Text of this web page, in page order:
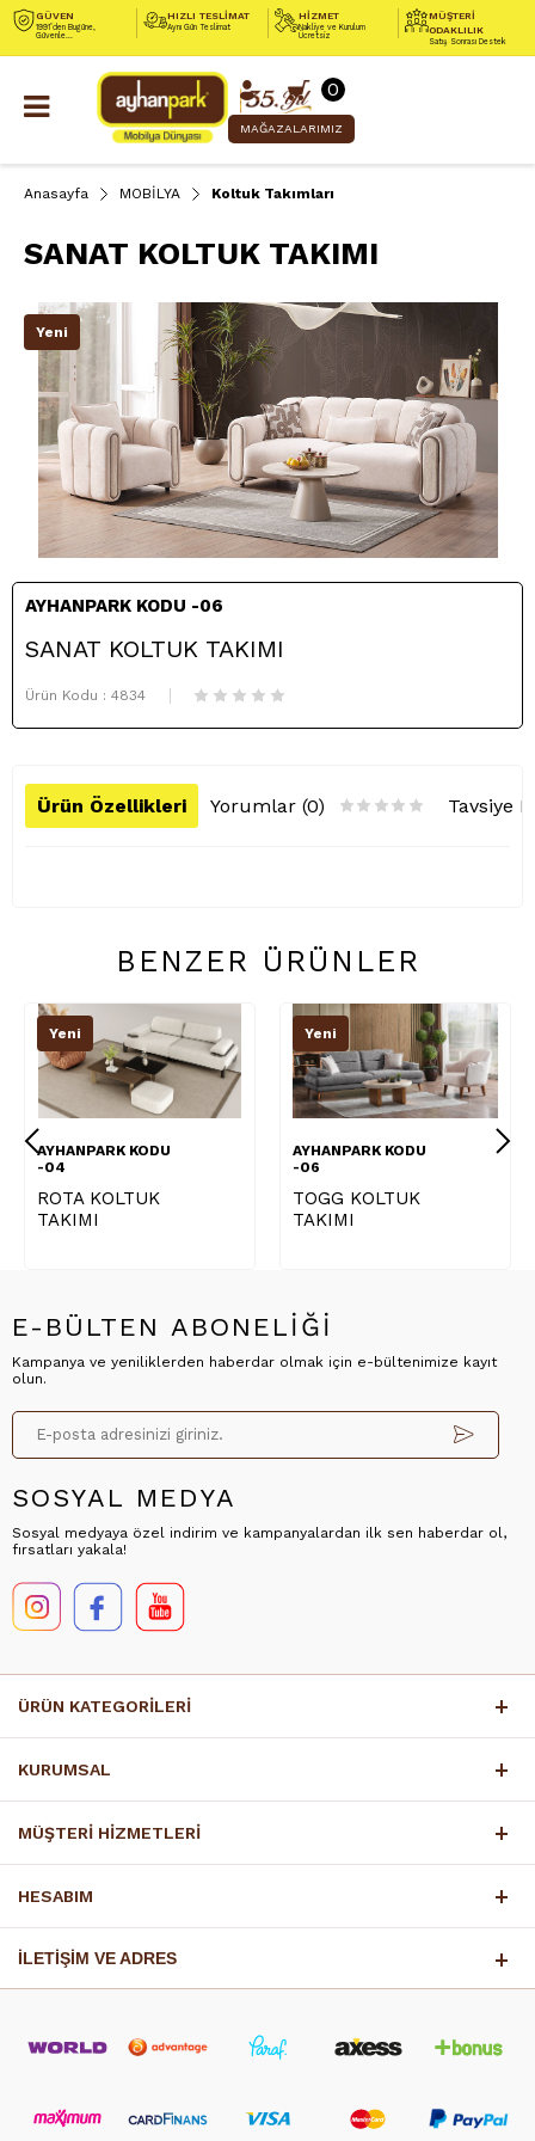
GÜVEN
1991’den Bugüne,
Güvenle...
HIZLI TESLİMAT
Aynı Gün Teslimat
HİZMET
Nakliye ve Kurulum
Ücretsiz
MÜŞTERİ
ODAKLILIK
Satış Sonrası Destek
0
MAĞAZALARIMIZ
Anasayfa MOBİLYA Koltuk Takımları
SANAT KOLTUK TAKIMI
Yeni
AYHANPARK KODU -06
SANAT KOLTUK TAKIMI
Ürün Kodu : 4834
Ürün Özellikleri Yorumlar (0) Tavsiye
BENZER ÜRÜNLER
Yeni
AYHANPARK KODU
-04
ROTA KOLTUK
TAKIMI
Yeni
AYHANPARK KODU
TOGG KOLTUK
TAKIMI
E-BÜLTEN ABONELİĞİ
Kampanya ve yeniliklerden haberdar olmak için e-bültenimize kayıt
olun.
SOSYAL MEDYA
Sosyal medyaya özel indirim ve kampanyalardan ilk sen haberdar ol,
fırsatları yakala!
ÜRÜN KATEGORİLERİ
KURUMSAL
MÜŞTERİ HİZMETLERİ
HESABIM
İLETİŞİM VE ADRES